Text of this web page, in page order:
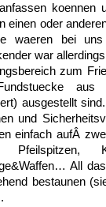
koennen
einen oder
waeren bei
war
zum
aus
ausgestellt
und
einfach aufÂ
Pfeilspitzen,
All
bestaunen